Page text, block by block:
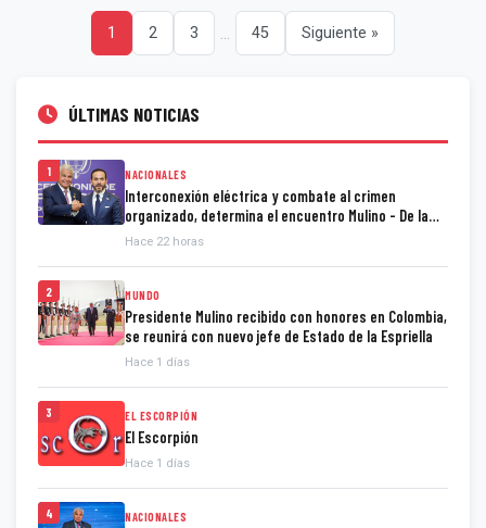
1 2 3 ... 45 Siguiente »
ÚLTIMAS NOTICIAS
1 NACIONALES
Interconexión eléctrica y combate al crimen
organizado, determina el encuentro Mulino - De la
Espriella
Hace 22 horas
2 MUNDO
Presidente Mulino recibido con honores en Colombia,
se reunirá con nuevo jefe de Estado de la Espriella
Hace 1 días
3 EL ESCORPIÓN
El Escorpión
Hace 1 días
4 NACIONALES